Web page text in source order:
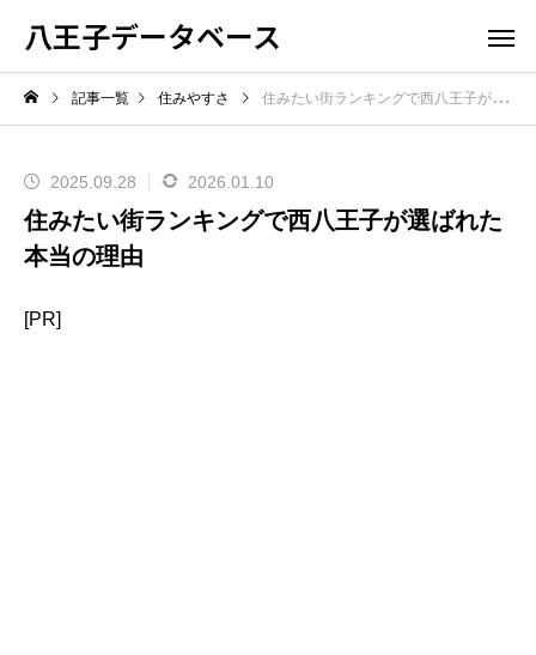
八王子データベース
記事一覧 住みやすさ 住みたい街ランキングで西八王子が選ばれた本当の理由
2025.09.28 2026.01.10
住みたい街ランキングで西八王子が選ばれた
本当の理由
[PR]